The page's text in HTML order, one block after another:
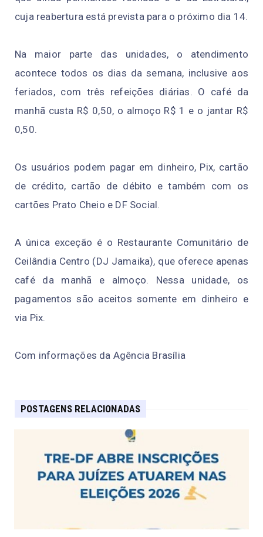
cuja reabertura está prevista para o próximo dia 14.
Na maior parte das unidades, o atendimento
acontece todos os dias da semana, inclusive aos
feriados, com três refeições diárias. O café da
manhã custa R$ 0,50, o almoço R$ 1 e o jantar R$
0,50.
Os usuários podem pagar em dinheiro, Pix, cartão
de crédito, cartão de débito e também com os
cartões Prato Cheio e DF Social.
A única exceção é o Restaurante Comunitário de
Ceilândia Centro (DJ Jamaika), que oferece apenas
café da manhã e almoço. Nessa unidade, os
pagamentos são aceitos somente em dinheiro e
via Pix.
Com informações da Agência Brasília
POSTAGENS RELACIONADAS